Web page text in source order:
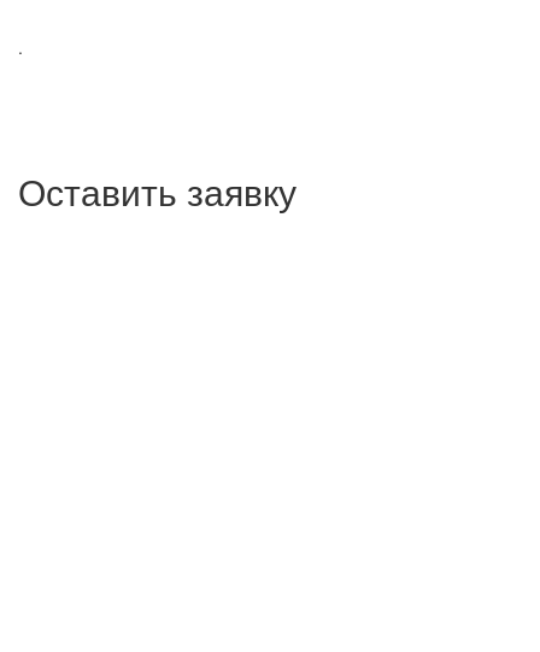
.
Оставить заявку